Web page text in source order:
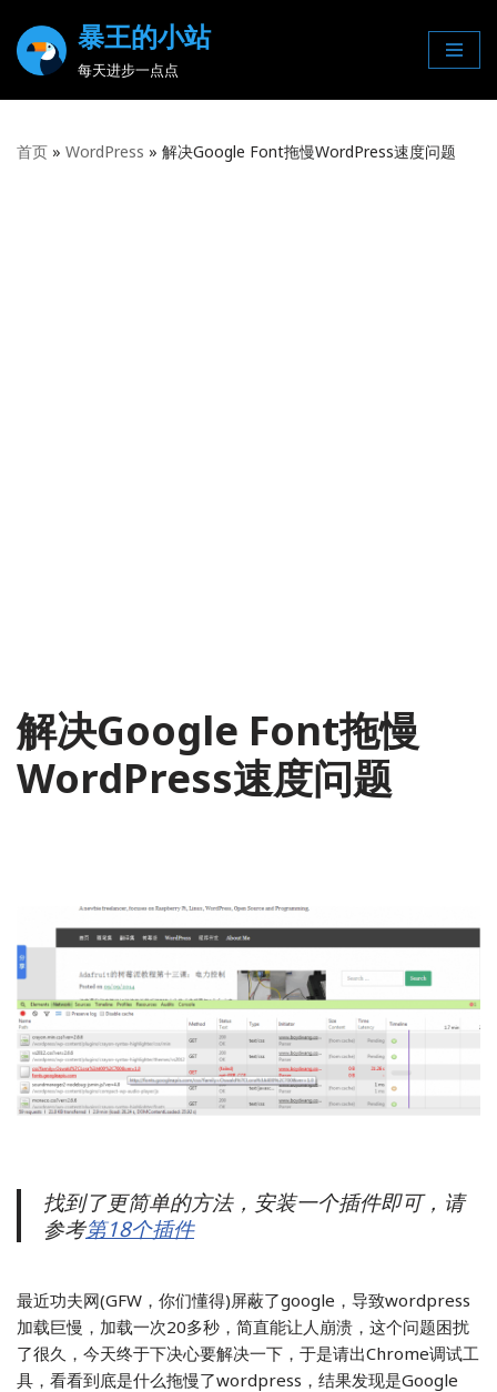
Skip
暴王的小站
每天进步一点点
首页 » WordPress » 解决Google Font拖慢WordPress速度问题
解决Google Font拖慢
WordPress速度问题
找到了更简单的方法，安装一个插件即可，请
参考第18个插件
最近功夫网(GFW，你们懂得)屏蔽了google，导致wordpress
加载巨慢，加载一次20多秒，简直能让人崩溃，这个问题困扰
了很久，今天终于下决心要解决一下，于是请出Chrome调试工
具，看看到底是什么拖慢了wordpress，结果发现是Google